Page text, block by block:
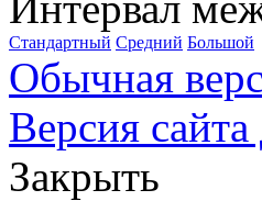
Стандартный Средний Большой
Обычная
Версия
Закрыть